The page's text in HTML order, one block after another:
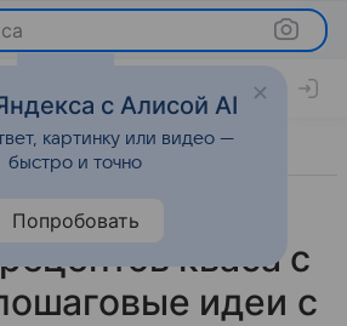
кваса с
идеи с
с Алисой AI
картинку или видео —
быстро и точно
Попробовать